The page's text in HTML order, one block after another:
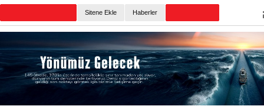
Sitene Ekle Haberler